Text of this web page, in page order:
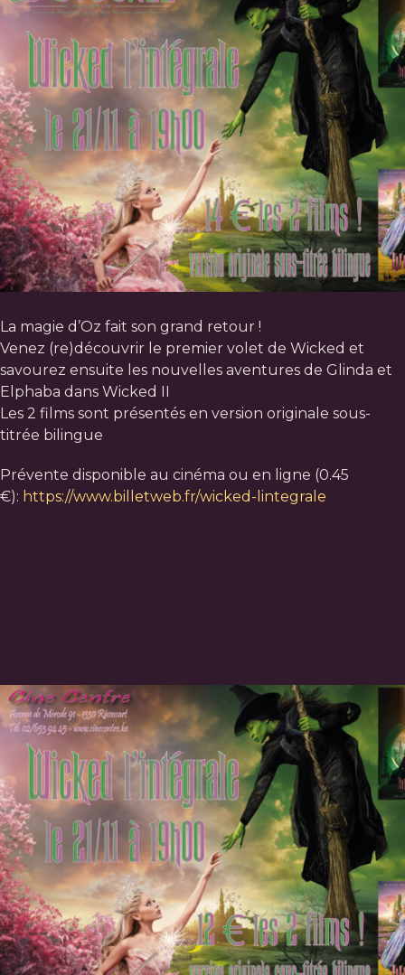
La magie d’Oz fait son grand retour !
Venez (re)découvrir le premier volet de Wicked et
savourez ensuite les nouvelles aventures de Glinda et
Elphaba dans Wicked II
Les 2 films sont présentés en version originale sous-
titrée bilingue
Prévente disponible au cinéma ou en ligne (0.45
€): https://www.billetweb.fr/wicked-lintegrale